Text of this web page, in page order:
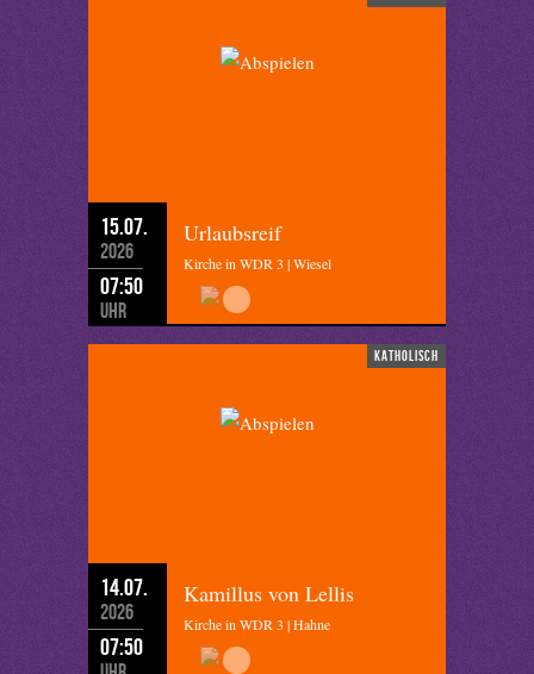
15.07.
2026
07:50
Uhr
Urlaubsreif
Kirche in WDR 3 | Wiesel
katholisch
14.07.
2026
07:50
Kamillus von Lellis
Kirche in WDR 3 | Hahne